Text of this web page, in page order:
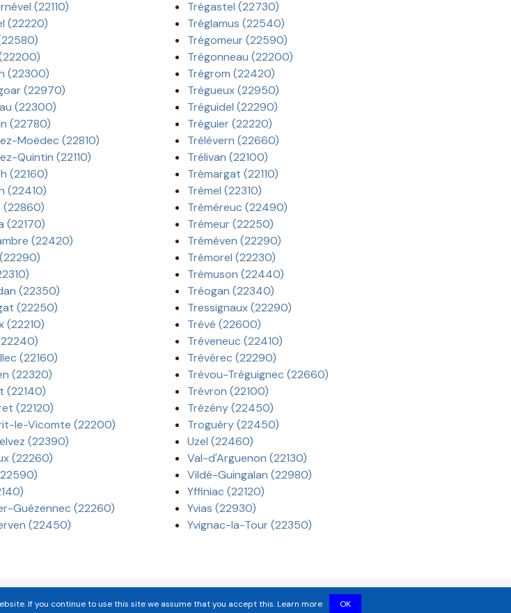
(22110)
(22220)
(22300)
(22970)
(22300)
(22780)
Moëdec (22810)
Quintin (22110)
(22160)
(22410)
(22860)
(22170)
(22420)
(22350)
(22250)
(22210)
(22160)
(22320)
(22140)
(22120)
le-Vicomte (22200)
(22390)
(22260)
Guézennec (22260)
(22450)
Trégastel (22730)
Tréglamus (22540)
Trégomeur (22590)
Trégonneau (22200)
Trégrom (22420)
Trégueux (22950)
Tréguidel (22290)
Tréguier (22220)
Trélévern (22660)
Trélivan (22100)
Trémargat (22110)
Trémel (22310)
Tréméreuc (22490)
Trémeur (22250)
Tréméven (22290)
Trémorel (22230)
Trémuson (22440)
Tréogan (22340)
Tressignaux (22290)
Trévé (22600)
Tréveneuc (22410)
Trévérec (22290)
Trévou-Tréguignec (22660)
Trévron (22100)
Trézény (22450)
Troguéry (22450)
Uzel (22460)
Val-d'Arguenon (22130)
Vildé-Guingalan (22980)
Yffiniac (22120)
Yvias (22930)
Yvignac-la-Tour (22350)
If you continue to use this site we assume that you accept this.Learn more OK